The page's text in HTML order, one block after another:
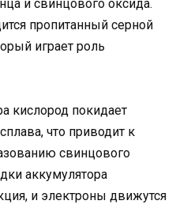
и свинцового оксида.
пропитанный серной
играет роль
кислород покидает
что приводит к
свинцового
аккумулятора
и электроны движутся